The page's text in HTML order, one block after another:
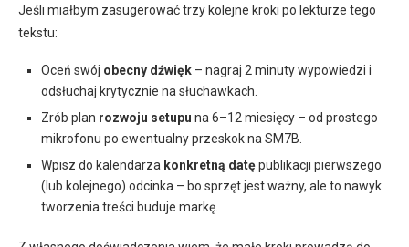
Jeśli miałbym zasugerować trzy kolejne kroki po lekturze tego
tekstu:
Oceń swój obecny dźwięk – nagraj 2 minuty wypowiedzi i
odsłuchaj krytycznie na słuchawkach.
Zrób plan rozwoju setupu na 6–12 miesięcy – od prostego
mikrofonu po ewentualny przeskok na SM7B.
Wpisz do kalendarza konkretną datępublikacji pierwszego
(lub kolejnego) odcinka – bo sprzęt jest ważny, ale to nawyk
tworzenia treści buduje markę.